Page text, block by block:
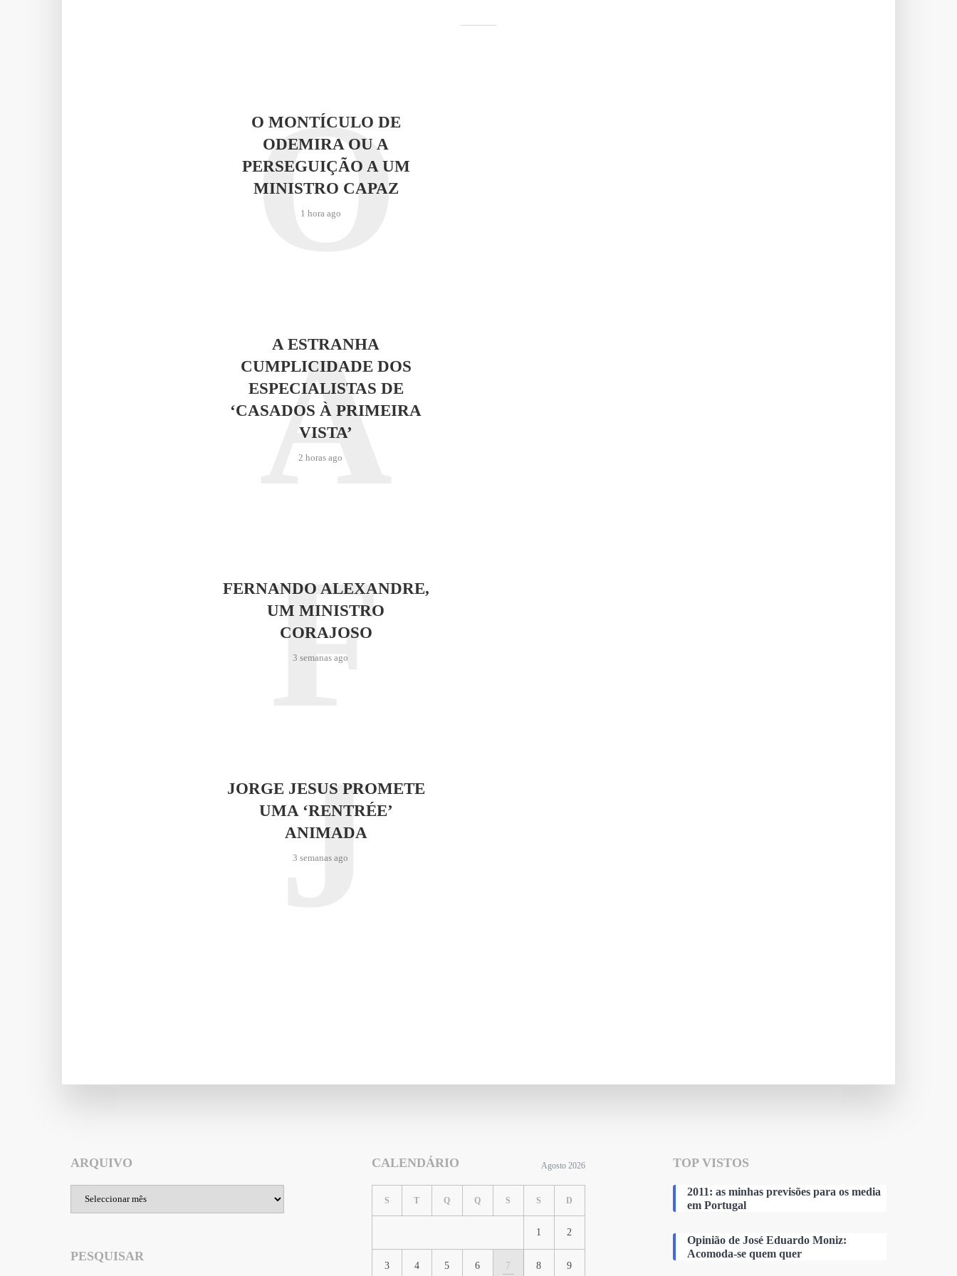
O MONTÍCULO DE
ODEMIRA OU A
PERSEGUIÇÃO A UM
MINISTRO CAPAZ
1 hora ago
O
A ESTRANHA
CUMPLICIDADE DOS
ESPECIALISTAS DE
‘CASADOS À PRIMEIRA
VISTA’
2 horas ago
A
FERNANDO ALEXANDRE,
UM MINISTRO
CORAJOSO
3 semanas ago
F
JORGE JESUS PROMETE
UMA ‘RENTRÉE’
ANIMADA
3 semanas ago
J
ARQUIVO
Arquivo
PESQUISAR
CALENDÁRIO Agosto 2026
S T Q Q S S D
1 2
3 4 5 6 7 8 9
TOP VISTOS
2011: as minhas previsões para os media
em Portugal
Opinião de José Eduardo Moniz:
Acomoda-se quem quer